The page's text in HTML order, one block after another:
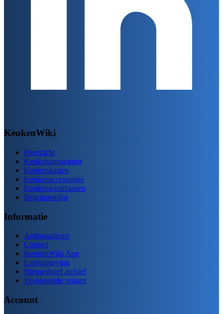
KeukenWiki
Overzicht
Keukenapparatuur
Keukenkasten
Keukenaccessoires
Keukenwerkbladen
Begrippenlijst
Informatie
Ambassadeurs
Contact
KeukenWiki App
Leeromgeving
Nieuwsbrief archief
Veelgestelde vragen
Account